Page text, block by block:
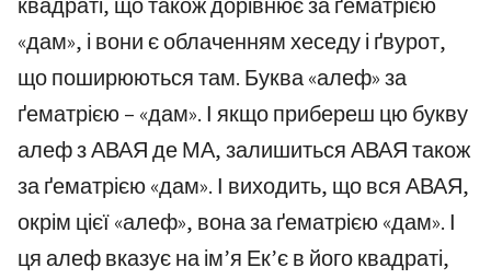
«дам», і вони є облаченням хеседу і ґвурот,
що поширюються там. Буква «алеф» за
ґематрією – «дам». І якщо прибереш цю букву
алеф з АВАЯ де МА, залишиться АВАЯ також
за ґематрією «дам». І виходить, що вся АВАЯ,
окрім цієї «алеф», вона за ґематрією «дам». І
ця алеф вказує на ім’я Ек’є в його квадраті,